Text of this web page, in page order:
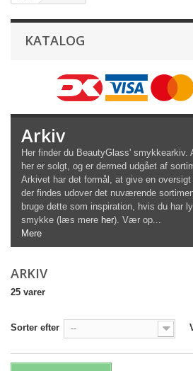
KATALOG
Arkiv
Her finder du BeautyGlass' smykkearkiv.
her er solgt, og er dermed udgået af
Arkivet har det formål, at give en
der findes udover det nuværende
bruge dette som inspiration, hvis du har
smykke (læs mere her). Vær op...
Mere
ARKIV
25 varer
Sorter efter --